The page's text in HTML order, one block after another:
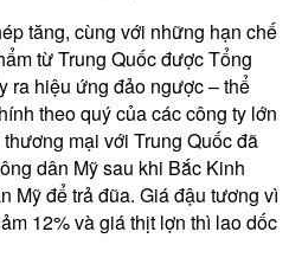
tăng, cùng với những hạn chế
từ Trung Quốc được Tổng
ra hiệu ứng đảo ngược – thể
theo quý của các công ty lớn
mại với Trung Quốc đã
dân Mỹ sau khi Bắc Kinh
Mỹ để trả đũa. Giá đậu tương vì
12% và giá thịt lợn thì lao dốc